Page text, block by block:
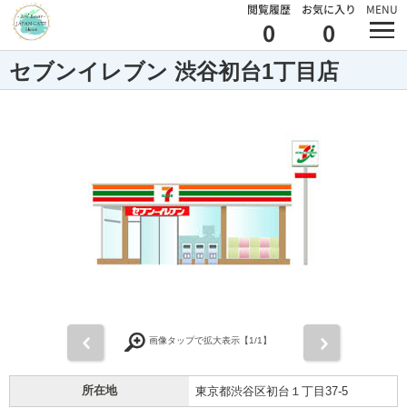
閲覧履歴
0
お気に入り
0
MENU
セブンイレブン 渋谷初台1丁目店
画像タップで拡大表示【1/1】
所在地 東京都渋谷区初台１丁目37-5